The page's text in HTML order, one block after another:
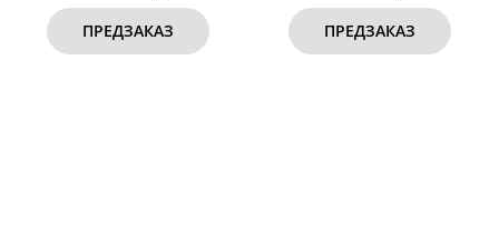
ПРЕДЗАКАЗ ПРЕДЗАКАЗ